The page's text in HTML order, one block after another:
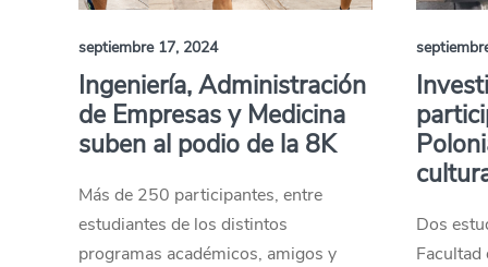
septiembre 17, 2024
Ingeniería, Administración
de Empresas y Medicina
suben al podio de la 8K
Más de 250 participantes, entre
estudiantes de los distintos
programas académicos, amigos y
Dos
Facultad